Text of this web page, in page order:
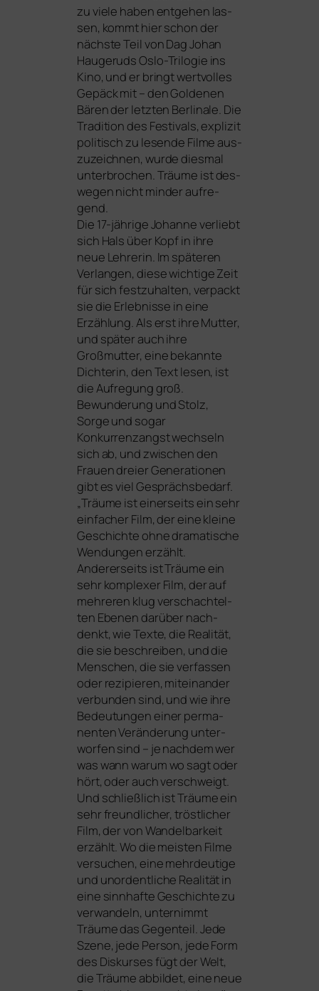
zu vie­le haben ent­ge­hen las­
sen, kommt hier schon der
nächs­te Teil von Dag Johan
Haugeruds Oslo-Trilogie ins
Kino, und er bringt wert­vol­les
Gepäck mit – den Goldenen
Bären der letz­ten Berlinale. Die
Tradition des Festivals, expli­zit
poli­tisch zu lesen­de Filme aus­
zu­zeich­nen, wur­de dies­mal
unter­bro­chen.Träume ist des­
we­gen nicht min­der auf­re­
gend.
Die 17-jäh­ri­ge Johanne ver­liebt
sich Hals über Kopf in ihre
neue Lehrerin. Im spä­te­ren
Verlangen, die­se wich­ti­ge Zeit
für sich fest­zu­hal­ten, ver­packt
sie die Erlebnisse in eine
Erzählung. Als erst ihre Mutter,
und spä­ter auch ihre
Großmutter, eine bekann­te
Dichterin, den Text lesen, ist
die Aufregung groß.
Bewunderung und Stolz,
Sorge und sogar
Konkurrenzangst wech­seln
sich ab, und zwi­schen den
Frauen drei­er Generationen
gibt es viel Gesprächsbedarf.
„Träume ist einer­seits ein sehr
ein­fa­cher Film, der eine klei­ne
Geschichte ohne dra­ma­ti­sche
Wendungen erzählt.
Andererseits istTräume ein
sehr kom­ple­xer Film, der auf
meh­re­ren klug ver­schach­tel­
ten Ebenen dar­über nach­
denkt, wie Texte, die Realität,
die sie beschrei­ben, und die
Menschen, die sie ver­fas­sen
oder rezi­pie­ren, mit­ein­an­der
ver­bun­den sind, und wie ihre
Bedeutungen einer per­ma­
nen­ten Veränderung unter­
wor­fen sind – je nach­dem wer
was wann war­um wo sagt oder
hört, oder auch ver­schweigt.
Und schließ­lich istTräumeein
sehr freund­li­cher, tröst­li­cher
Film, der von Wandelbarkeit
erzählt. Wo die meis­ten Filme
ver­su­chen, eine mehr­deu­ti­ge
und unor­dent­li­che Realität in
eine sinn­haf­te Geschichte zu
ver­wan­deln, unter­nimmt
Träume das Gegenteil. Jede
Szene, jede Person, jede Form
des Diskurses fügt der Welt,
die Träume abbil­det, eine neue